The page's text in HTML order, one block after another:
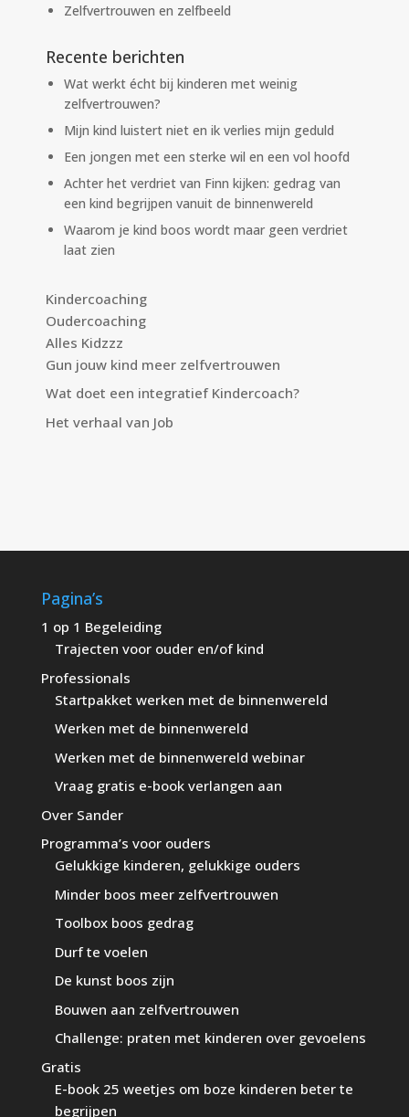
Zelfvertrouwen en zelfbeeld
Recente berichten
Wat werkt écht bij kinderen met weinig
zelfvertrouwen?
Mijn kind luistert niet en ik verlies mijn geduld
Een jongen met een sterke wil en een vol hoofd
Achter het verdriet van Finn kijken: gedrag van
een kind begrijpen vanuit de binnenwereld
Waarom je kind boos wordt maar geen verdriet
laat zien
Kindercoaching
Oudercoaching
Alles Kidzzz
Gun jouw kind meer zelfvertrouwen
Wat doet een integratief Kindercoach?
Het verhaal van Job
Pagina’s
1 op 1 Begeleiding
Trajecten voor ouder en/of kind
Professionals
Startpakket werken met de binnenwereld
Werken met de binnenwereld
Werken met de binnenwereld webinar
Vraag gratis e-book verlangen aan
Over Sander
Programma’s voor ouders
Gelukkige kinderen, gelukkige ouders
Minder boos meer zelfvertrouwen
Toolbox boos gedrag
Durf te voelen
De kunst boos zijn
Bouwen aan zelfvertrouwen
Challenge: praten met kinderen over gevoelens
Gratis
E-book 25 weetjes om boze kinderen beter te
begrijpen